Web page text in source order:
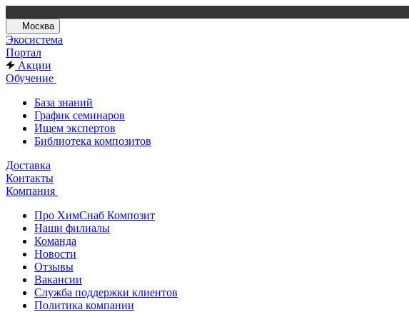
Москва
Экосистема
Портал
Акции
Обучение
База знаний
График семинаров
Ищем экспертов
Библиотека композитов
Доставка
Контакты
Компания
Про ХимСнаб Композит
Наши филиалы
Команда
Новости
Отзывы
Вакансии
Служба поддержки клиентов
Политика компании